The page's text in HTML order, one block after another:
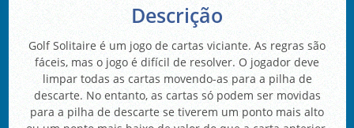
Descrição
Golf Solitaire é um jogo de cartas viciante. As regras são
fáceis, mas o jogo é difícil de resolver. O jogador deve
limpar todas as cartas movendo-as para a pilha de
descarte. No entanto, as cartas só podem ser movidas
para a pilha de descarte se tiverem um ponto mais alto